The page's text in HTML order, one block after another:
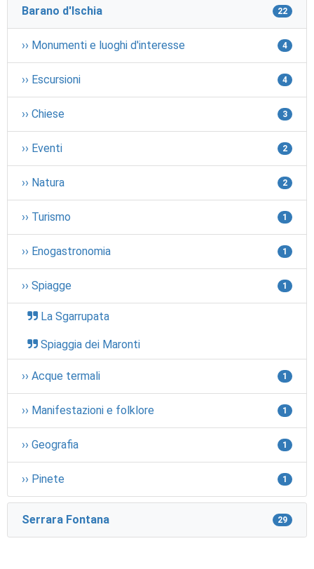
Barano d'Ischia 22
›› Monumenti e luoghi d'interesse 4
›› Escursioni 4
›› Chiese 3
›› Eventi 2
›› Natura 2
›› Turismo 1
›› Enogastronomia 1
›› Spiagge 1
La Sgarrupata
Spiaggia dei Maronti
›› Acque termali 1
›› Manifestazioni e folklore 1
›› Geografia 1
›› Pinete 1
Serrara Fontana 29